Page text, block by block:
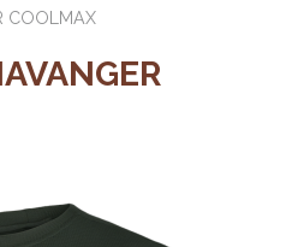
COOLMAX